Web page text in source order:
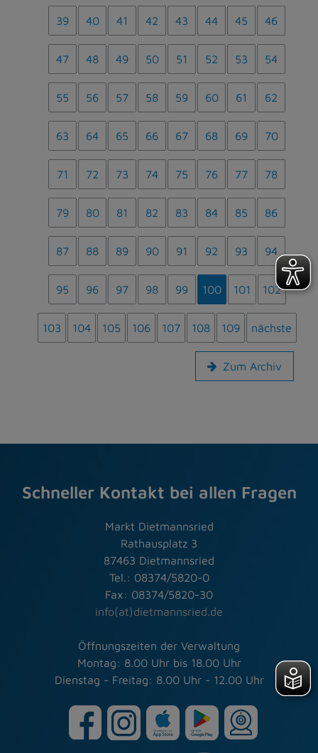
39 40 41 42 43 44 45 46
47 48 49 50 51 52 53 54
55 56 57 58 59 60 61 62
63 64 65 66 67 68 69 70
71 72 73 74 75 76 77 78
79 80 81 82 83 84 85 86
87 88 89 90 91 92 93 94
95 96 97 98 99 100 101 102
103 104 105 106 107 108 109 nächste
Zum Archiv
Schneller Kontakt bei allen Fragen
Markt Dietmannsried
Rathausplatz 3
87463 Dietmannsried
Tel.: 08374/5820-0
Fax: 08374/5820-30
info(at)dietmannsried.de
Öffnungszeiten der Verwaltung
Montag: 8.00 Uhr bis 18.00 Uhr
Dienstag - Freitag: 8.00 Uhr - 12.00 Uhr